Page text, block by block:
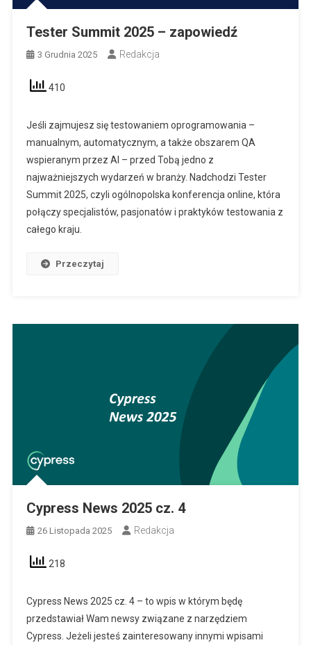
Tester Summit 2025 – zapowiedź
3 Grudnia 2025 Redakcja
410
Jeśli zajmujesz się testowaniem oprogramowania –
manualnym, automatycznym, a także obszarem QA
wspieranym przez AI – przed Tobą jedno z
najważniejszych wydarzeń w branży. Nadchodzi Tester
Summit 2025, czyli ogólnopolska konferencja online, która
połączy specjalistów, pasjonatów i praktyków testowania z
całego kraju.
Przeczytaj
Cypress News 2025 cz. 4
26 Listopada 2025 Redakcja
218
Cypress News 2025 cz. 4 – to wpis w którym będę
przedstawiał Wam newsy związane z narzędziem
Cypress. Jeżeli jesteś zainteresowany innymi wpisami